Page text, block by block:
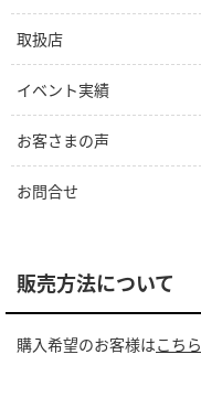
取扱店
イベント実績
お客さまの声
お問合せ
販売方法について
購入希望のお客様はこちら